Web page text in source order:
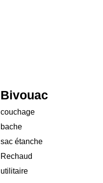
Bivouac
couchage
bache
sac étanche
Rechaud
utilitaire